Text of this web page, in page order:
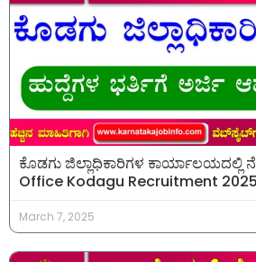
ಕೊಡಗು ಜಿಲ್ಲಾಧಿಕಾರಿಗಳ ಕಾರ್ಯಾಲಯದಲ್ಲಿ
Office Kodagu Recruitment 2025
March 7, 2025